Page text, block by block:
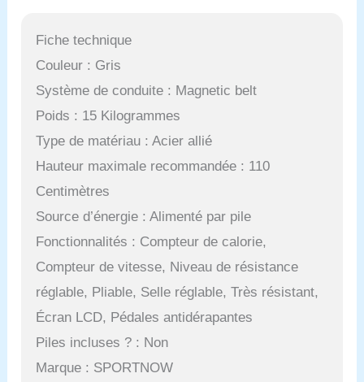
Fiche technique
Couleur : Gris
Système de conduite : Magnetic belt
Poids : 15 Kilogrammes
Type de matériau : Acier allié
Hauteur maximale recommandée : 110
Centimètres
Source d’énergie : Alimenté par pile
Fonctionnalités : Compteur de calorie,
Compteur de vitesse, Niveau de résistance
réglable, Pliable, Selle réglable, Très résistant,
Écran LCD, Pédales antidérapantes
Piles incluses ? : Non
Marque : SPORTNOW